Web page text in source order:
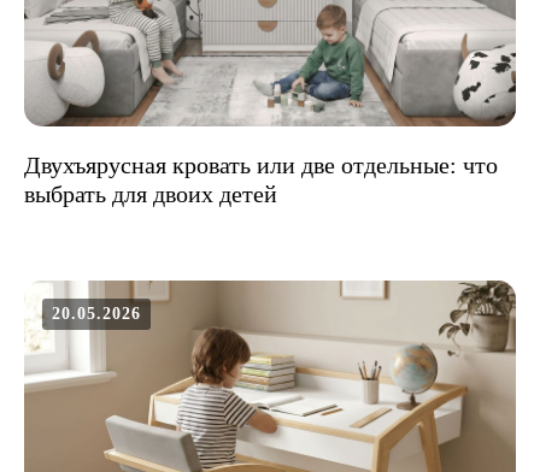
Двухъярусная кровать или две отдельные: что
выбрать для двоих детей
20.05.2026